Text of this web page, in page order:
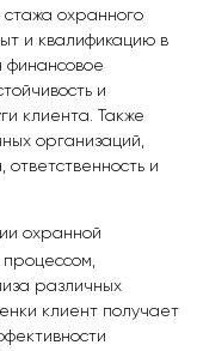
охранного
и квалификацию в
финансовое
и
клиента. Также
организаций,
и
охранной
различных
клиент получает